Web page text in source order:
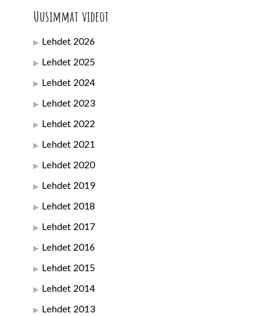
Uusimmat videot
Lehdet 2026
Lehdet 2025
Lehdet 2024
Lehdet 2023
Lehdet 2022
Lehdet 2021
Lehdet 2020
Lehdet 2019
Lehdet 2018
Lehdet 2017
Lehdet 2016
Lehdet 2015
Lehdet 2014
Lehdet 2013